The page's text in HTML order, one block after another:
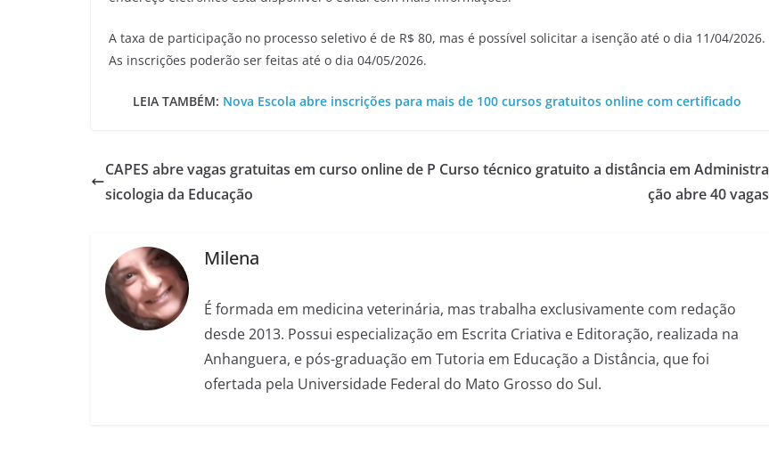
A taxa de participação no processo seletivo é de R$ 80, mas é possível solicitar a isenção até o dia 11/04/2026.
As inscrições poderão ser feitas até o dia 04/05/2026.
LEIA TAMBÉM: Nova Escola abre inscrições para mais de 100 cursos gratuitos online com certificado
CAPES abre vagas gratuitas em curso online de P
sicologia da Educação
Curso técnico gratuito a distância em Administra
ção abre 40 vagas
Milena
É formada em medicina veterinária, mas trabalha exclusivamente com redação
desde 2013. Possui especialização em Escrita Criativa e Editoração, realizada na
Anhanguera, e pós-graduação em Tutoria em Educação a Distância, que foi
ofertada pela Universidade Federal do Mato Grosso do Sul.